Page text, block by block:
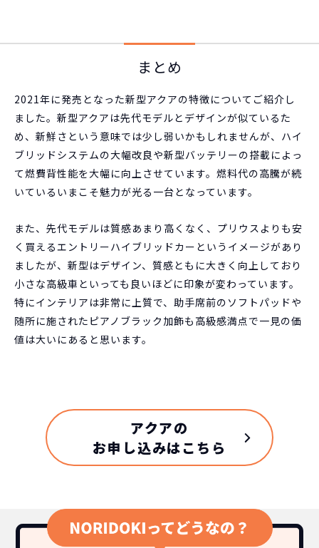
まとめ
2021年に発売となった新型アクアの特徴についてご紹介し
ました。新型アクアは先代モデルとデザインが似ているた
め、新鮮さという意味では少し弱いかもしれませんが、ハイ
ブリッドシステムの大幅改良や新型バッテリーの搭載によっ
て燃費背性能を大幅に向上させています。燃料代の高騰が続
いているいまこそ魅力が光る一台となっています。
また、先代モデルは質感あまり高くなく、プリウスよりも安
く買えるエントリーハイブリッドカーというイメージがあり
ましたが、新型はデザイン、質感ともに大きく向上しており
小さな高級車といっても良いほどに印象が変わっています。
特にインテリアは非常に上質で、助手席前のソフトパッドや
随所に施されたピアノブラック加飾も高級感満点で一見の価
値は大いにあると思います。
アクアの
お申し込みはこちら